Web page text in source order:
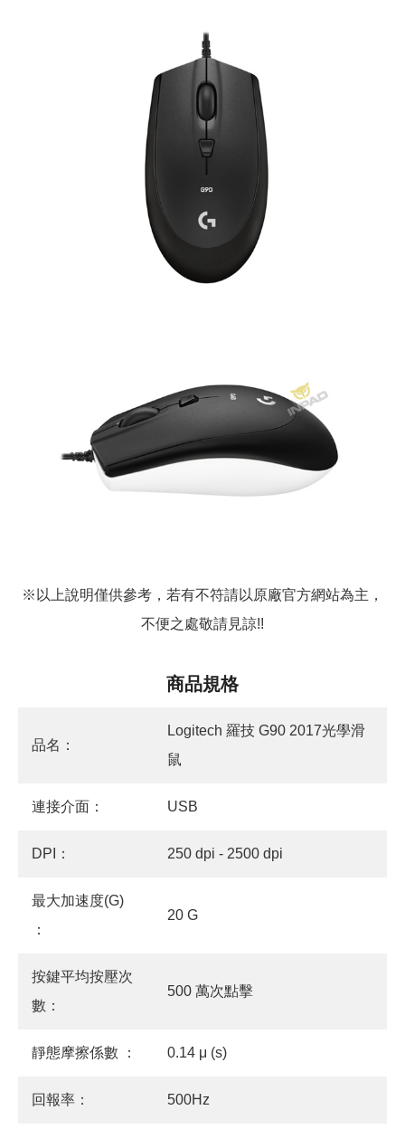
※以上說明僅供參考，若有不符請以原廠官方網站為主，
不便之處敬請見諒!!
商品規格
品名：
Logitech 羅技 G90 2017光學滑
鼠
連接介面： USB
DPI： 250 dpi - 2500 dpi
最大加速度(G)
：
20 G
按鍵平均按壓次
數：
500 萬次點擊
靜態摩擦係數 ： 0.14 μ (s)
回報率： 500Hz